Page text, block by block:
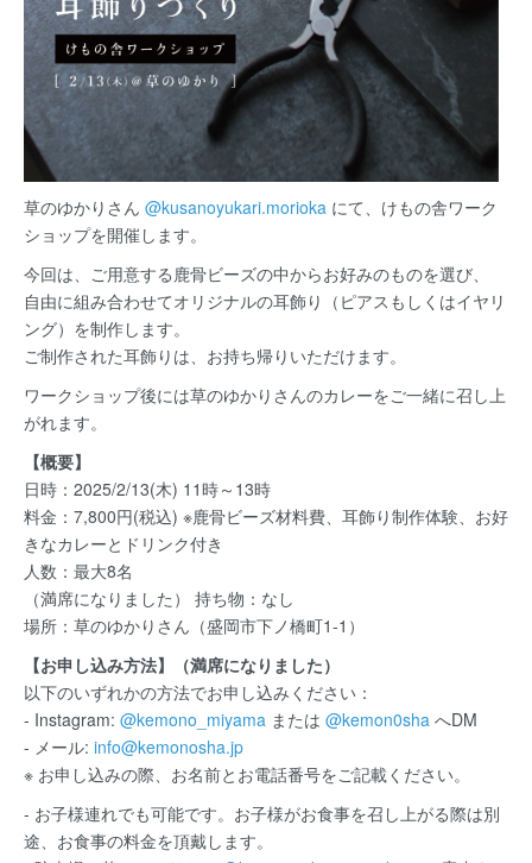
草のゆかりさん @kusanoyukari.morioka にて、けもの舎ワーク
ショップを開催します。
今回は、ご用意する鹿骨ビーズの中からお好みのものを選び、
自由に組み合わせてオリジナルの耳飾り（ピアスもしくはイヤリ
ング）を制作します。
ご制作された耳飾りは、お持ち帰りいただけます。
ワークショップ後には草のゆかりさんのカレーをご一緒に召し上
がれます。
【概要】
日時：2025/2/13(木) 11時～13時
料金：7,800円(税込) ※鹿骨ビーズ材料費、耳飾り制作体験、お好
きなカレーとドリンク付き
人数：最大8名
（満席になりました） 持ち物：なし
場所：草のゆかりさん（盛岡市下ノ橋町1-1）
【お申し込み方法】（満席になりました）
以下のいずれかの方法でお申し込みください：
- Instagram: @kemono_miyama または @kemon0sha へDM
- メール: info@kemonosha.jp
※ お申し込みの際、お名前とお電話番号をご記載ください。
- お子様連れでも可能です。お子様がお食事を召し上がる際は別
途、お食事の料金を頂戴します。